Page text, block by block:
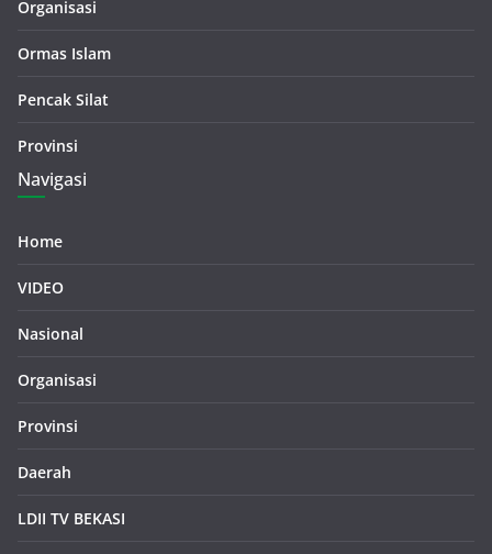
Organisasi
Ormas Islam
Pencak Silat
Provinsi
Navigasi
Home
VIDEO
Nasional
Organisasi
Provinsi
Daerah
LDII TV BEKASI